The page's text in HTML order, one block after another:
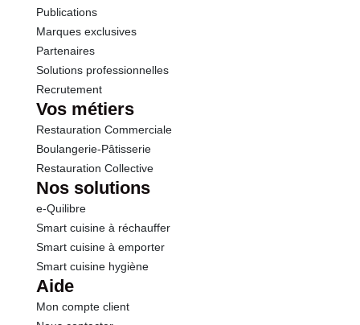
Protéines
Sel
Publications
Marques exclusives
Partenaires
Solutions professionnelles
Recrutement
Vos métiers
Restauration Commerciale
Boulangerie-Pâtisserie
Restauration Collective
Nos solutions
e-Quilibre
Smart cuisine à réchauffer
Smart cuisine à emporter
Smart cuisine hygiène
Aide
Mon compte client